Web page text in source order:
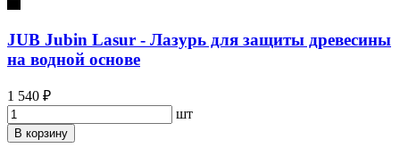
JUB Jubin Lasur - Лазурь для защиты древесины
на водной основе
1 540 ₽
шт
В корзину